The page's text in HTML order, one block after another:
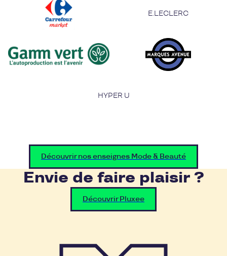
E.LECLERC
HYPER U
Découvrir nos enseignes Mode & Beauté
Envie de faire plaisir ?
Découvrir Pluxee